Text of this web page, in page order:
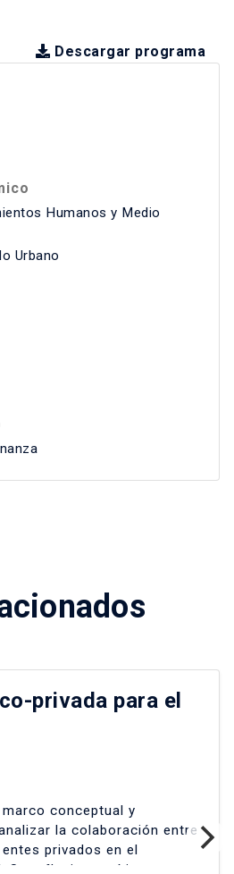
Descargar programa
Humanos y Medio
Urbano
privada para el
conceptual y
la colaboración entre
privados en el
Se reflexiona críticamente